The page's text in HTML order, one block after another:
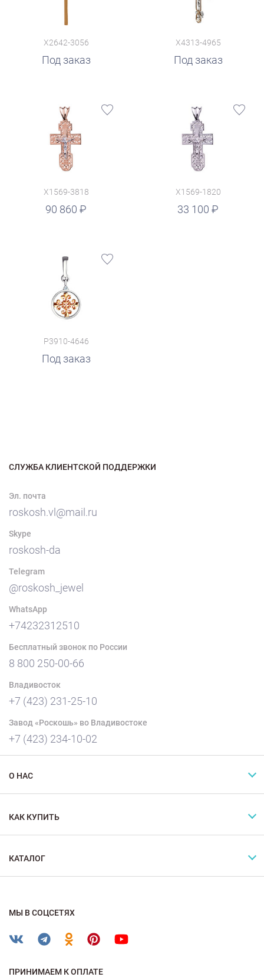
X2642-3056
Под заказ
X4313-4965
Под заказ
X1569-3818
90 860
X1569-1820
33 100
P3910-4646
Под заказ
СЛУЖБА КЛИЕНТСКОЙ ПОДДЕРЖКИ
Эл. почта
roskosh.vl@mail.ru
Skype
roskosh-da
Telegram
@roskosh_jewel
WhatsApp
+74232312510
Бесплатный звонок по России
8 800 250-00-66
Владивосток
+7 (423) 231-25-10
Завод «Роскошь» во Владивостоке
+7 (423) 234-10-02
О НАС
КАК КУПИТЬ
КАТАЛОГ
МЫ В СОЦСЕТЯХ
ПРИНИМАЕМ К ОПЛАТЕ